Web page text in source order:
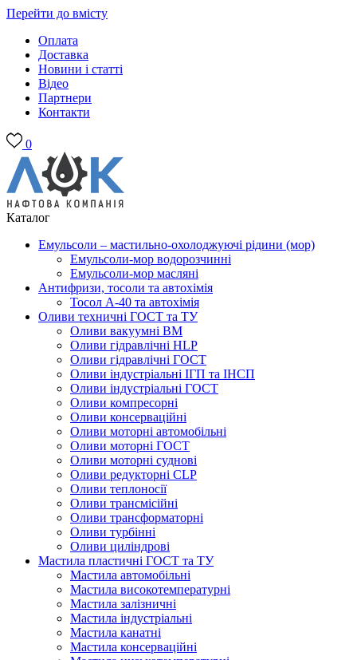
Перейти до вмісту
Оплата
Доставка
Новини і статті
Відео
Партнери
Контакти
0
Каталог
Емульсоли – мастильно-охолоджуючі рідини (мор)
Емульсоли-мор водорозчинні
Емульсоли-мор масляні
Антифризи, тосоли та автохімія
Тосол А-40 та автохімія
Оливи техничні ГОСТ та ТУ
Оливи вакуумні ВМ
Оливи гідравлічні HLP
Оливи гідравлічні ГОСТ
Оливи індустріальні ІГП та ІНСП
Оливи індустріальні ГОСТ
Оливи компресорні
Оливи консерваційні
Оливи моторні автомобільні
Оливи моторні ГОСТ
Оливи моторні суднові
Оливи редукторні CLP
Оливи теплоносії
Оливи трансмісійні
Оливи трансформаторні
Оливи турбінні
Оливи циліндрові
Мастила пластичні ГОСТ та ТУ
Мастила автомобільні
Мастила високотемпературні
Мастила залізничні
Мастила індустріальні
Мастила канатні
Мастила консерваційні